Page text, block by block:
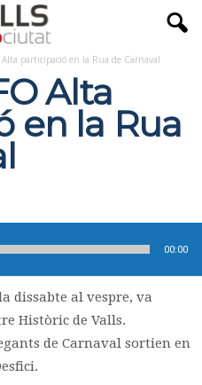
Alta participació en la Rua de Carnaval
Alta
en la Rua
00:00
dissabte al vespre, va
Històric de Valls.
de Carnaval sortien en